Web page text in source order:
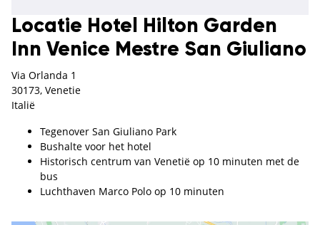
Locatie Hotel Hilton Garden
Inn Venice Mestre San Giuliano
Via Orlanda 1
30173, Venetie
Italië
Tegenover San Giuliano Park
Bushalte voor het hotel
Historisch centrum van Venetië op 10 minuten met de
bus
Luchthaven Marco Polo op 10 minuten